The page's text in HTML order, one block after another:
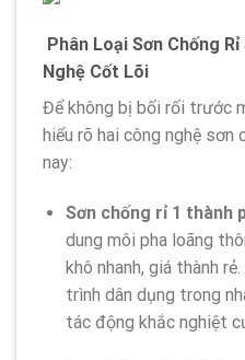
Phân Loại Sơn Chống
Nghệ Cốt Lõi
Để không bị bối rối trước
hiểu rõ hai công nghệ sơn
nay:
Sơn chống rỉ 1 thành
dung môi pha loãng
khô nhanh, giá thành
trình dân dụng trong
tác động khắc nghiệt